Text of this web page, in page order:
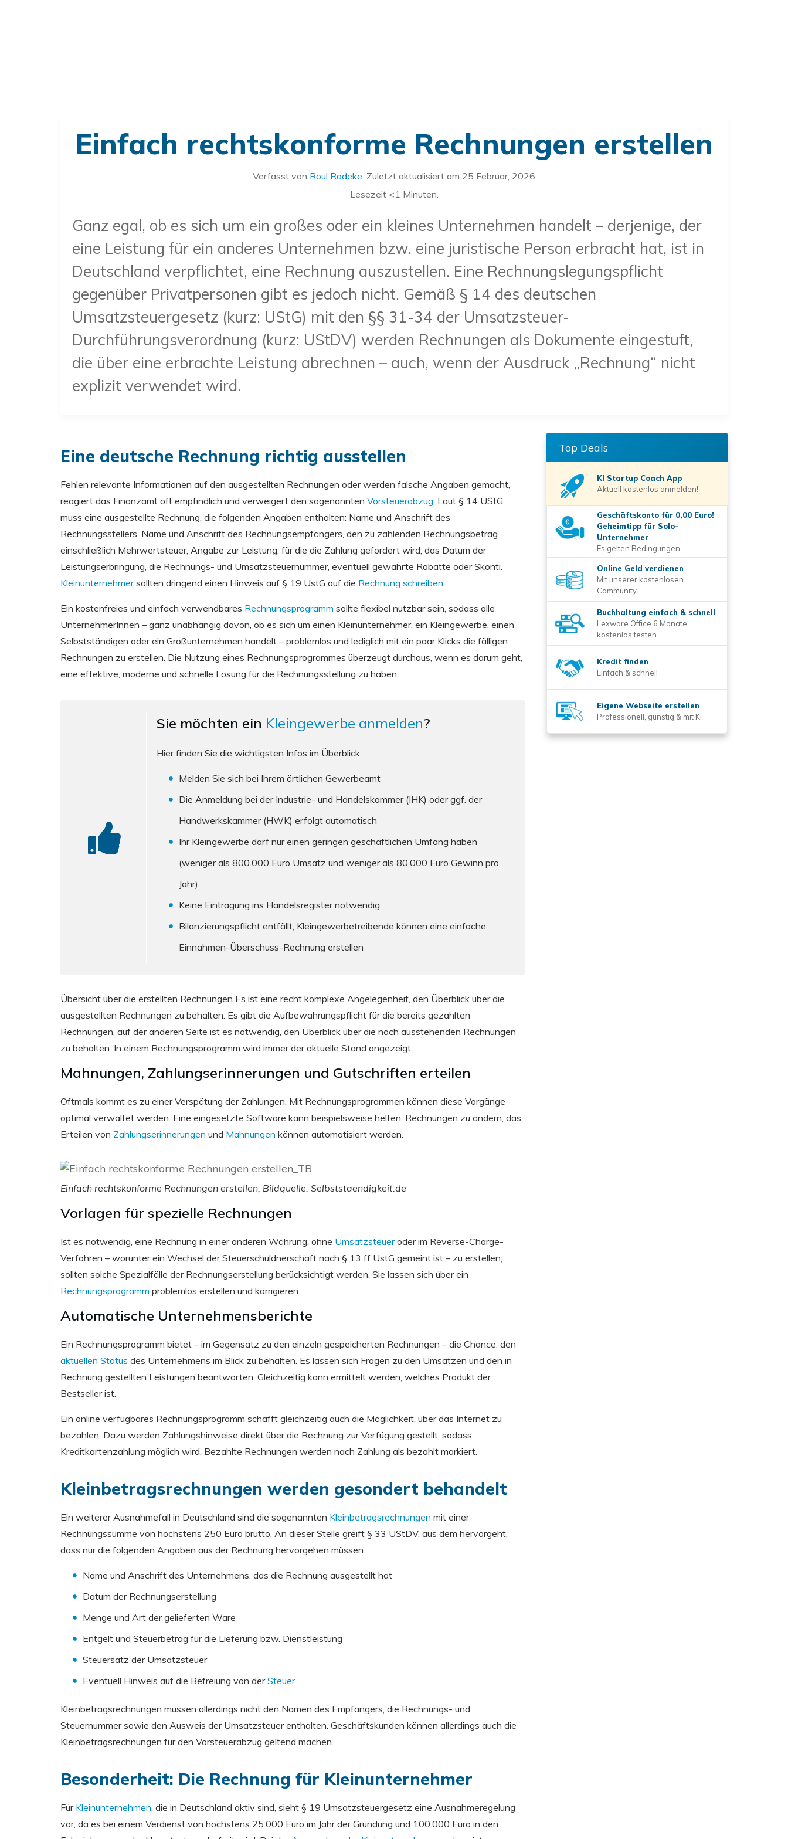
Einfach rechtskonforme Rechnungen erstellen
Verfasst von Roul Radeke. Zuletzt aktualisiert am 25 Februar, 2026
Lesezeit <1 Minuten.
Ganz egal, ob es sich um ein großes oder ein kleines Unternehmen handelt – derjenige, der
eine Leistung für ein anderes Unternehmen bzw. eine juristische Person erbracht hat, ist in
Deutschland verpflichtet, eine Rechnung auszustellen. Eine Rechnungslegungspflicht
gegenüber Privatpersonen gibt es jedoch nicht. Gemäß § 14 des deutschen
Umsatzsteuergesetz (kurz: UStG) mit den §§ 31-34 der Umsatzsteuer-
Durchführungsverordnung (kurz: UStDV) werden Rechnungen als Dokumente eingestuft,
die über eine erbrachte Leistung abrechnen – auch, wenn der Ausdruck „Rechnung“ nicht
explizit verwendet wird.
Eine deutsche Rechnung richtig ausstellen
Fehlen relevante Informationen auf den ausgestellten Rechnungen oder werden falsche Angaben gemacht,
reagiert das Finanzamt oft empfindlich und verweigert den sogenannten Vorsteuerabzug. Laut § 14 UStG
muss eine ausgestellte Rechnung, die folgenden Angaben enthalten: Name und Anschrift des
Rechnungsstellers, Name und Anschrift des Rechnungsempfängers, den zu zahlenden Rechnungsbetrag
einschließlich Mehrwertsteuer, Angabe zur Leistung, für die die Zahlung gefordert wird, das Datum der
Leistungserbringung, die Rechnungs- und Umsatzsteuernummer, eventuell gewährte Rabatte oder Skonti.
Kleinunternehmersollten dringend einen Hinweis auf § 19 UstG auf die Rechnung schreiben.
Ein kostenfreies und einfach verwendbares Rechnungsprogramm sollte flexibel nutzbar sein, sodass alle
UnternehmerInnen – ganz unabhängig davon, ob es sich um einen Kleinunternehmer, ein Kleingewerbe, einen
Selbstständigen oder ein Großunternehmen handelt – problemlos und lediglich mit ein paar Klicks die fälligen
Rechnungen zu erstellen. Die Nutzung eines Rechnungsprogrammes überzeugt durchaus, wenn es darum geht,
eine effektive, moderne und schnelle Lösung für die Rechnungsstellung zu haben.
Sie möchten ein Kleingewerbe anmelden?
Hier finden Sie die wichtigsten Infos im Überblick:
Melden Sie sich bei Ihrem örtlichen Gewerbeamt
Die Anmeldung bei der Industrie- und Handelskammer (IHK) oder ggf. der
Handwerkskammer (HWK) erfolgt automatisch
Ihr Kleingewerbe darf nur einen geringen geschäftlichen Umfang haben
(weniger als 800.000 Euro Umsatz und weniger als 80.000 Euro Gewinn pro
Jahr)
Keine Eintragung ins Handelsregister notwendig
Bilanzierungspflicht entfällt, Kleingewerbetreibende können eine einfache
Einnahmen-Überschuss-Rechnung erstellen
Übersicht über die erstellten Rechnungen Es ist eine recht komplexe Angelegenheit, den Überblick über die
ausgestellten Rechnungen zu behalten. Es gibt die Aufbewahrungspflicht für die bereits gezahlten
Rechnungen, auf der anderen Seite ist es notwendig, den Überblick über die noch ausstehenden Rechnungen
zu behalten. In einem Rechnungsprogramm wird immer der aktuelle Stand angezeigt.
Mahnungen, Zahlungserinnerungen und Gutschriften erteilen
Oftmals kommt es zu einer Verspätung der Zahlungen. Mit Rechnungsprogrammen können diese Vorgänge
optimal verwaltet werden. Eine eingesetzte Software kann beispielsweise helfen, Rechnungen zu ändern, das
Erteilen von Zahlungserinnerungen und Mahnungen können automatisiert werden.
Einfach rechtskonforme Rechnungen erstellen, Bildquelle: Selbststaendigkeit.de
Vorlagen für spezielle Rechnungen
Ist es notwendig, eine Rechnung in einer anderen Währung, ohne Umsatzsteueroder im Reverse-Charge-
Verfahren – worunter ein Wechsel der Steuerschuldnerschaft nach § 13 ff UstG gemeint ist – zu erstellen,
sollten solche Spezialfälle der Rechnungserstellung berücksichtigt werden. Sie lassen sich über ein
Rechnungsprogramm problemlos erstellen und korrigieren.
Automatische Unternehmensberichte
Ein Rechnungsprogramm bietet – im Gegensatz zu den einzeln gespeicherten Rechnungen – die Chance, den
aktuellen Status des Unternehmens im Blick zu behalten. Es lassen sich Fragen zu den Umsätzen und den in
Rechnung gestellten Leistungen beantworten. Gleichzeitig kann ermittelt werden, welches Produkt der
Bestseller ist.
Ein online verfügbares Rechnungsprogramm schafft gleichzeitig auch die Möglichkeit, über das Internet zu
bezahlen. Dazu werden Zahlungshinweise direkt über die Rechnung zur Verfügung gestellt, sodass
Kreditkartenzahlung möglich wird. Bezahlte Rechnungen werden nach Zahlung als bezahlt markiert.
Kleinbetragsrechnungen werden gesondert behandelt
Ein weiterer Ausnahmefall in Deutschland sind die sogenannten Kleinbetragsrechnungen mit einer
Rechnungssumme von höchstens 250 Euro brutto. An dieser Stelle greift § 33 UStDV, aus dem hervorgeht,
dass nur die folgenden Angaben aus der Rechnung hervorgehen müssen:
Name und Anschrift des Unternehmens, das die Rechnung ausgestellt hat
Datum der Rechnungserstellung
Menge und Art der gelieferten Ware
Entgelt und Steuerbetrag für die Lieferung bzw. Dienstleistung
Steuersatz der Umsatzsteuer
Eventuell Hinweis auf die Befreiung von derSteuer
Kleinbetragsrechnungen müssen allerdings nicht den Namen des Empfängers, die Rechnungs- und
Steuernummer sowie den Ausweis der Umsatzsteuer enthalten. Geschäftskunden können allerdings auch die
Kleinbetragsrechnungen für den Vorsteuerabzug geltend machen.
Besonderheit: Die Rechnung für Kleinunternehmer
Für Kleinunternehmen, die in Deutschland aktiv sind, sieht § 19 Umsatzsteuergesetz eine Ausnahmeregelung
vor, da es bei einem Verdienst von höchstens 25.000 Euro im Jahr der Gründung und 100.000 Euro in den
Top Deals
KI Startup Coach App
Aktuell kostenlos anmelden!
Geschäftskonto für 0,00 Euro!
Geheimtipp für Solo-
Unternehmer
Es gelten Bedingungen
Online Geld verdienen
Mit unserer kostenlosen
Community
Buchhaltung einfach & schnell
Lexware Office 6 Monate
kostenlos testen
Kredit finden
Einfach & schnell
Eigene Webseite erstellen
Professionell, günstig & mit KI